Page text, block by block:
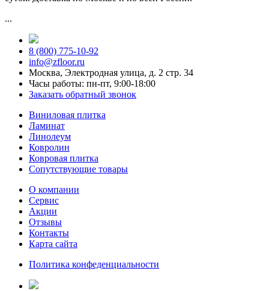
...
8 (800) 775-10-92
info@zfloor.ru
Москва, Электродная улица, д. 2 стр. 34
Часы работы: пн-пт, 9:00-18:00
Заказать обратный звонок
Виниловая плитка
Ламинат
Линолеум
Ковролин
Ковровая плитка
Сопутствующие товары
О компании
Сервис
Акции
Отзывы
Контакты
Карта сайта
Политика конфеденциальности